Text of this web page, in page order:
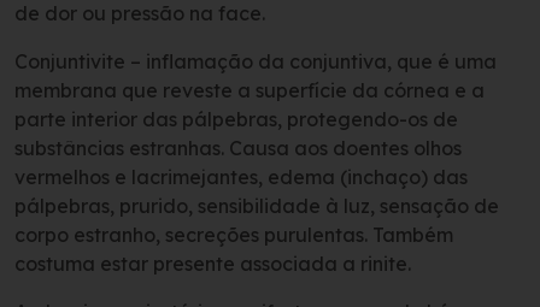
de dor ou pressão na face.
Conjuntivite – inflamação da conjuntiva, que é uma
membrana que reveste a superfície da córnea e a
parte interior das pálpebras, protegendo-os de
substâncias estranhas. Causa aos doentes olhos
vermelhos e lacrimejantes, edema (inchaço) das
pálpebras, prurido, sensibilidade à luz, sensação de
corpo estranho, secreções purulentas. Também
costuma estar presente associada a rinite.